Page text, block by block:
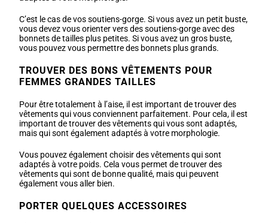
C’est le cas de vos soutiens-gorge. Si vous avez un petit buste,
vous devez vous orienter vers des soutiens-gorge avec des
bonnets de tailles plus petites. Si vous avez un gros buste,
vous pouvez vous permettre des bonnets plus grands.
TROUVER DES BONS VÊTEMENTS POUR
FEMMES GRANDES TAILLES
Pour être totalement à l’aise, il est important de trouver des
vêtements qui vous conviennent parfaitement. Pour cela, il est
important de trouver des vêtements qui vous sont adaptés,
mais qui sont également adaptés à votre morphologie.
Vous pouvez également choisir des vêtements qui sont
adaptés à votre poids. Cela vous permet de trouver des
vêtements qui sont de bonne qualité, mais qui peuvent
également vous aller bien.
PORTER QUELQUES ACCESSOIRES